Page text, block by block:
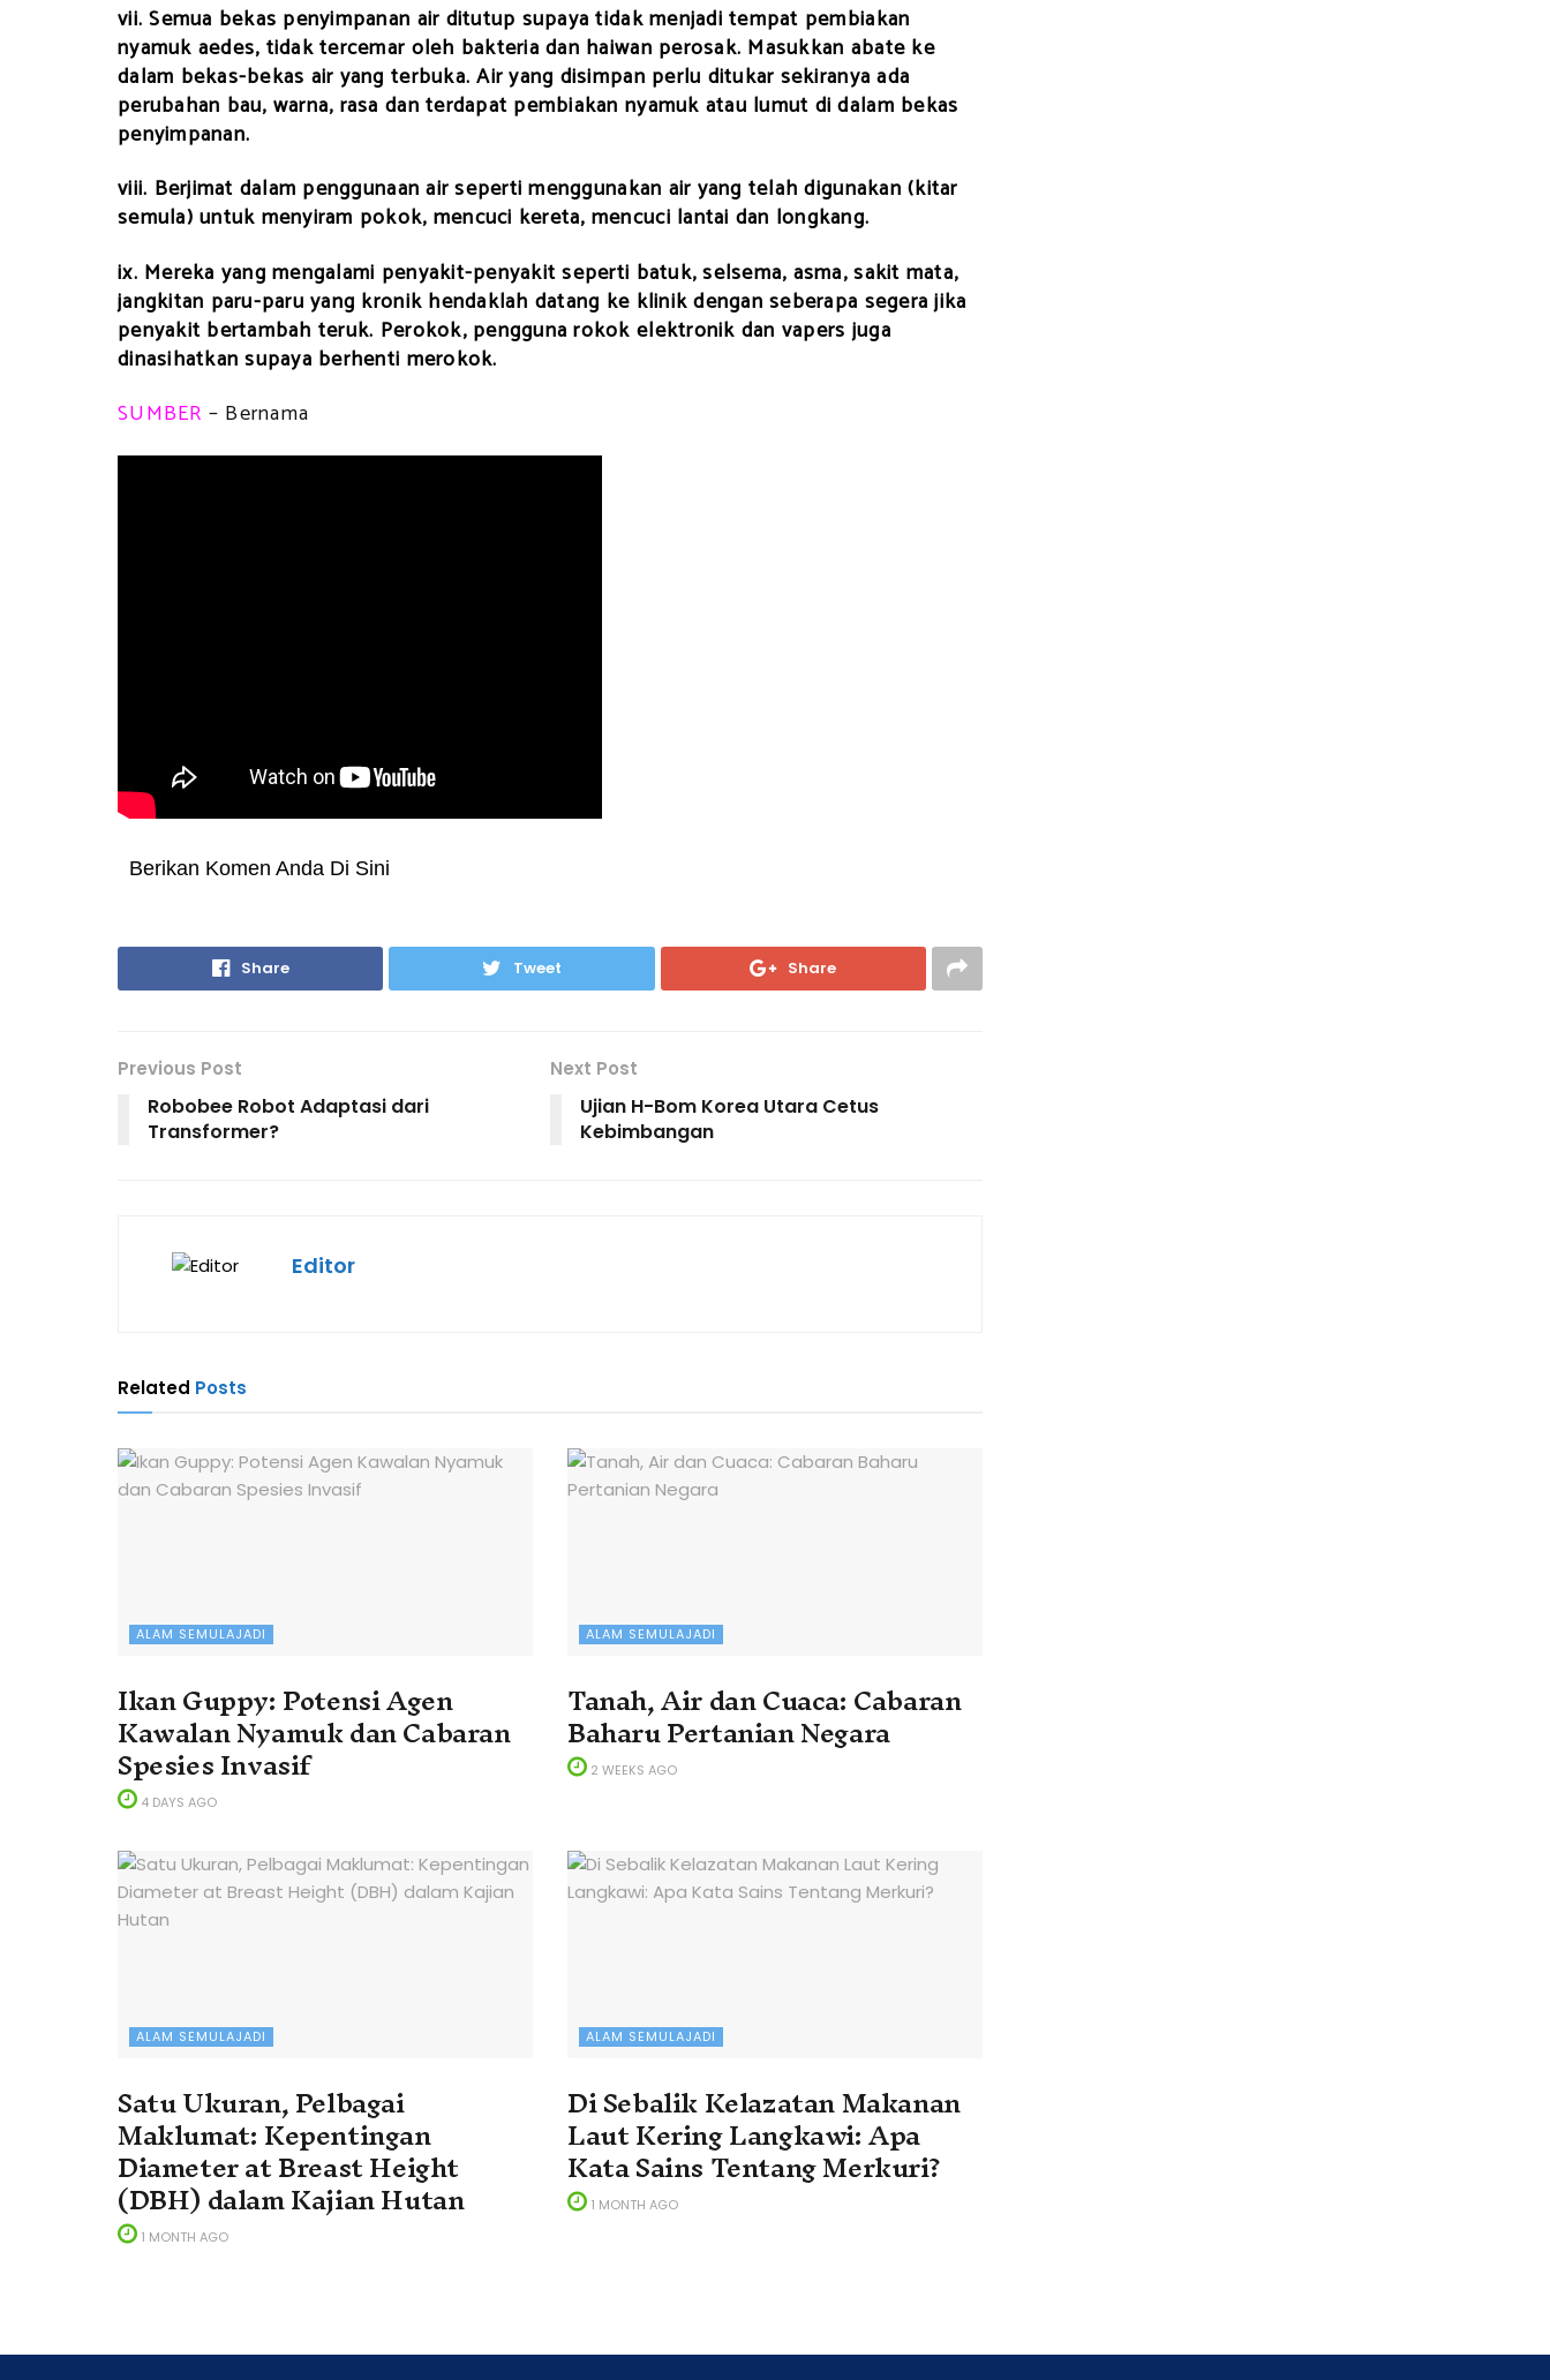
vii. Semua bekas penyimpanan air ditutup supaya tidak menjadi tempat pembiakan
nyamuk aedes, tidak tercemar oleh bakteria dan haiwan perosak. Masukkan abate ke
dalam bekas-bekas air yang terbuka. Air yang disimpan perlu ditukar sekiranya ada
perubahan bau, warna, rasa dan terdapat pembiakan nyamuk atau lumut di dalam bekas
penyimpanan.
viii. Berjimat dalam penggunaan air seperti menggunakan air yang telah digunakan (kitar
semula) untuk menyiram pokok, mencuci kereta, mencuci lantai dan longkang.
ix. Mereka yang mengalami penyakit-penyakit seperti batuk, selsema, asma, sakit mata,
jangkitan paru-paru yang kronik hendaklah datang ke klinik dengan seberapa segera jika
penyakit bertambah teruk. Perokok, pengguna rokok elektronik dan vapers juga
dinasihatkan supaya berhenti merokok.
SUMBER – Bernama
Berikan Komen Anda Di Sini
Share Tweet Share
Previous Post
Robobee Robot Adaptasi dari
Transformer?
Next Post
Ujian H-Bom Korea Utara Cetus
Kebimbangan
Editor
Related Posts
ALAM SEMULAJADI
Ikan Guppy: Potensi Agen
Kawalan Nyamuk dan Cabaran
Spesies Invasif
4 DAYS AGO
ALAM SEMULAJADI
Tanah, Air dan Cuaca: Cabaran
Baharu Pertanian Negara
2 WEEKS AGO
ALAM SEMULAJADI
Satu Ukuran, Pelbagai
Maklumat: Kepentingan
Diameter at Breast Height
(DBH) dalam Kajian Hutan
1 MONTH AGO
ALAM SEMULAJADI
Di Sebalik Kelazatan Makanan
Laut Kering Langkawi: Apa
Kata Sains Tentang Merkuri?
1 MONTH AGO